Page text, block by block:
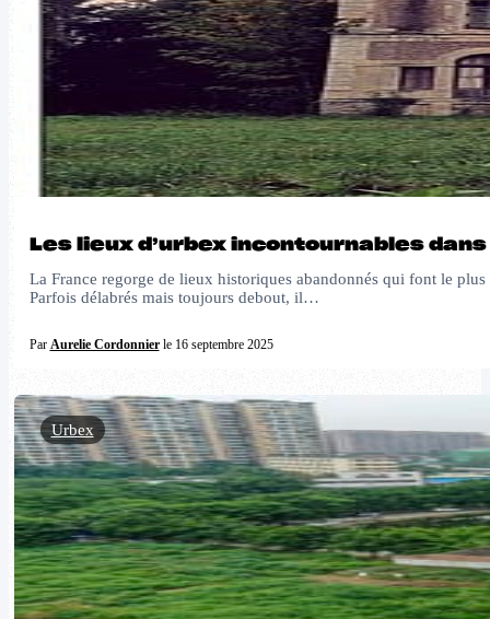
Les lieux d’urbex incontournables
La France regorge de lieux historiques abandonnés qui font le
Parfois délabrés mais toujours debout, il…
Par Aurelie Cordonnierle 16 septembre 2025
Urbex